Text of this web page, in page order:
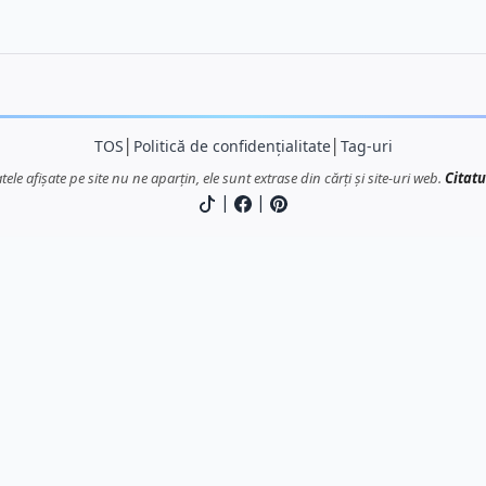
TOS Politică de confidențialitate│ Tag-uri
afișate pe site nu ne aparțin, ele sunt extrase din cărți și site-uri web.
| |